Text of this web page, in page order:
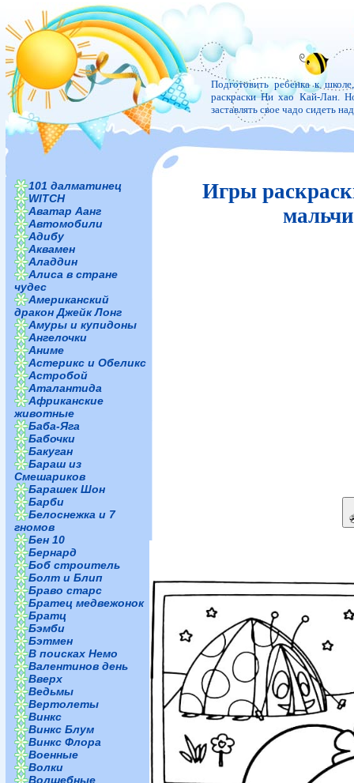
Подготовить ребенка к
раскраски Ни хао Кай-Лан.
заставлять свое чадо сидеть
101 далматинец
WITCH
Аватар Аанг
Автомобили
Адибу
Аквамен
Аладдин
Алиса в стране
чудес
Американский
дракон Джейк Лонг
Амуры и купидоны
Ангелочки
Аниме
Астерикс и Обеликс
Астробой
Аталантида
Африканские
животные
Баба-Яга
Бабочки
Бакуган
Бараш из
Смешариков
Барашек Шон
Барби
Белоснежка и 7
гномов
Бен 10
Бернард
Боб строитель
Болт и Блип
Браво старс
Братец медвежонок
Братц
Бэмби
Бэтмен
В поисках Немо
Валентинов день
Вверх
Ведьмы
Вертолеты
Винкс
Винкс Блум
Винкс Флора
Военные
Волки
Волшебные
Игры